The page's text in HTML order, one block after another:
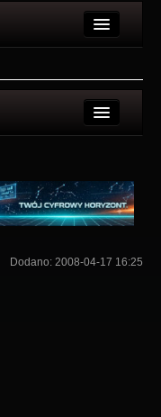
Dodano: 2008-04-17 16:25